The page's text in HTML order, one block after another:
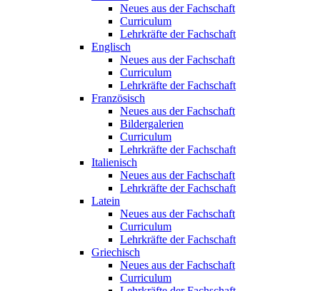
Neues aus der Fachschaft
Curriculum
Lehrkräfte der Fachschaft
Englisch
Neues aus der Fachschaft
Curriculum
Lehrkräfte der Fachschaft
Französisch
Neues aus der Fachschaft
Bildergalerien
Curriculum
Lehrkräfte der Fachschaft
Italienisch
Neues aus der Fachschaft
Lehrkräfte der Fachschaft
Latein
Neues aus der Fachschaft
Curriculum
Lehrkräfte der Fachschaft
Griechisch
Neues aus der Fachschaft
Curriculum